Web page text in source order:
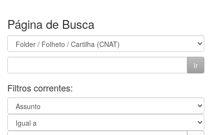
Página de Busca
Filtros correntes: